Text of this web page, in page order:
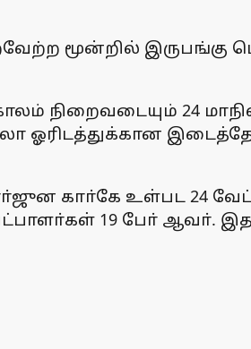
மூன்றில்
நிறைவடையும் 24
ஓரிடத்துக்கான
காா்கே உள்பட 24
19 போ் ஆவா்.